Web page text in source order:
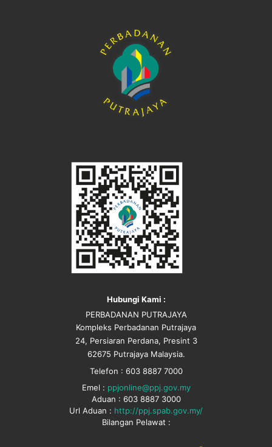
Hubungi Kami :
PERBADANAN PUTRAJAYA
Kompleks Perbadanan Putrajaya
24, Persiaran Perdana, Presint 3
62675 Putrajaya Malaysia.
Telefon : 603 8887 7000
Emel : ppjonline@ppj.gov.my
Aduan : 603 8887 3000
Url Aduan : http://ppj.spab.gov.my/
Bilangan Pelawat :